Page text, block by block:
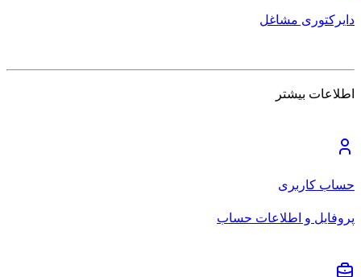
دایرکتوری مشاغل
اطلاعات بیشتر
حساب کاربری
پروفایل و اطلاعات حساب